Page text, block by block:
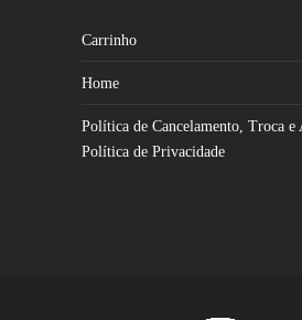
Carrinho
Home
Política de Cancelamento, Troca e
Política de Privacidade